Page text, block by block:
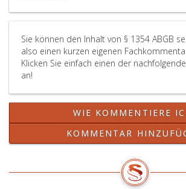
Sie können den Inhalt von § 1354 ABGB
also einen kurzen eigenen
Klicken Sie einfach einen der
an!
WIE KOMMENTIERE
KOMMENTAR